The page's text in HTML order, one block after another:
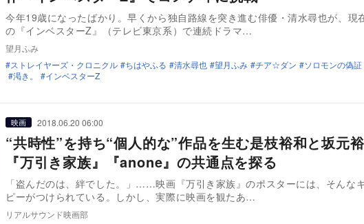
今年19歳になったばかり。早くから独自路線を突き進む俳優・清水尋也が、現
の『インベスターZ』（テレビ東京系）で連続ドラマ…
望月ふみ
ストレイヤーズ・クロニクル
ちはやふる 清水尋也 望月ふみ チア☆ダン ソロモンの偽証
渇き。
インベスターZ
映画 2018.06.20 06:00
“共時性”を持ち“個人的な”作品を生む是枝裕和と坂元
『万引き家族』『anone』の共通点を探る
「盗んだのは、絆でした。」……映画『万引き家族』のポスターには、そんな
ピーがつけられている。しかし、実際に映画を観たあ…
リアルサウンド映画部